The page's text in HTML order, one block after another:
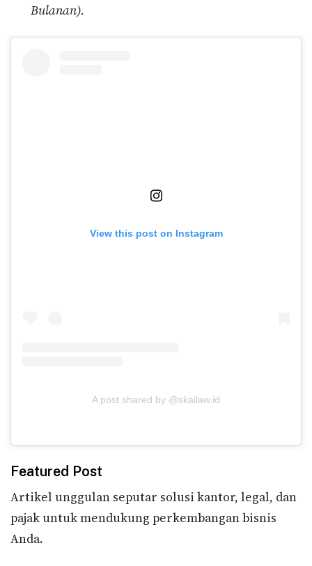
Bulanan).
View this post on Instagram
A post shared by @skailaw.id
Featured Post
Artikel unggulan seputar solusi kantor, legal, dan
pajak untuk mendukung perkembangan bisnis
Anda.